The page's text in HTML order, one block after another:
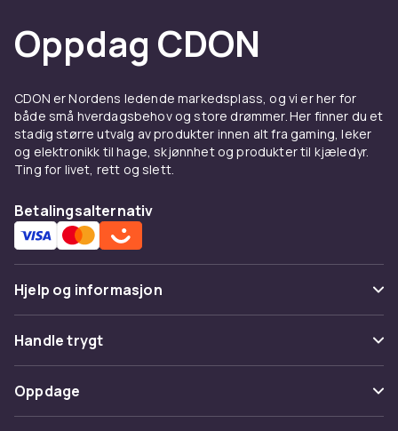
Utbyttbareklokkereimerer det mest
populære tilbehøret for smartklokker.
Ladere og kabler — hold
klokken ladet
En ekstra lader til hjemmet og reisen sikrer at
Skjermbeskyttelse og deksel
Skjermbeskyttelse
uten å påvirke berøringsfølsomheten.
best garantert kompatibilitet. Tredjeparts-
produsenter som Spigen tilbyr gode
alternativer. Kontroller alltid kompatibilitet med
din urmodell.
Oppdag CDON
CDON er Nordens ledende markedsplass, og vi er her for
både små hverdagsbehov og store drømmer. Her finner du et
stadig større utvalg av produkter innen alt fra gaming, leker
og elektronikk til hage, skjønnhet og produkter til kjæledyr.
Ting for livet, rett og slett.
Betalingsalternativ
Hjelp og informasjon
Vanlige spørsmål
Spor pakke
Angre & returner her
Handle trygt
Betaling
Levering
Oppdage